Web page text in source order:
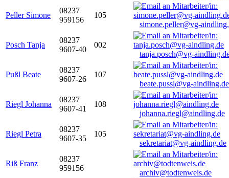
Peller Simone
08237
959156
105
simone.peller@vg-
Posch Tanja
08237
9607-40
002
tanja.posch@vg-
Pußl Beate
08237
9607-26
107
beate.pussl@vg-aindling.de
Riegl Johanna
08237
9607-41
108
johanna.riegl@aindling.de
Riegl Petra
08237
9607-35
105
sekretariat@vg-aindling.de
Riß Franz
08237
959156
archiv@todtenweis.de